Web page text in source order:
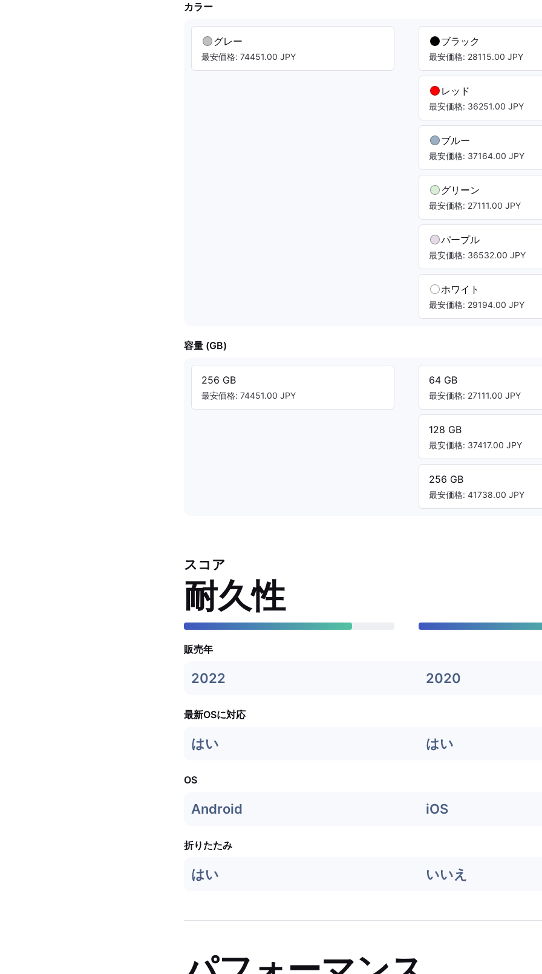
カラー
グレー
最安価格: 74451.00 JPY
ブラック
最安価格: 28115.00 JPY
レッド
最安価格: 36251.00 JPY
ブルー
最安価格: 37164.00 JPY
グリーン
最安価格: 27111.00 JPY
パープル
最安価格: 36532.00 JPY
ホワイト
最安価格: 29194.00 JPY
容量 (GB)
256 GB
最安価格: 74451.00 JPY
64 GB
最安価格: 27111.00 JPY
128 GB
最安価格: 37417.00 JPY
256 GB
最安価格: 41738.00 JPY
スコア
耐久性
販売年
2022 2020
最新OSに対応
はい はい
OS
Android iOS
折りたたみ
はい いいえ